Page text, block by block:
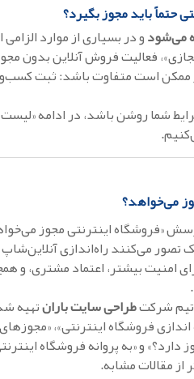
حتماً باید مجوز بگیرد؟
می‌شودو در بسیاری از موارد
فعالیت فروش آنلاین بدون
است متفاوت باشد: ثبت
شما روشن باشد، در ادامه
می‌خواهد؟
«فروشگاه اینترنتی مجوز
تصور می‌کنند راه‌اندازی
امنیت بیشتر، اعتماد مشتری، و
تیم شرکتطراحی سایتبارانتهیه
فروشگاه اینترنتی»،
دارد؟» و «به پروانه فروشگاه
مقالات مشابه.